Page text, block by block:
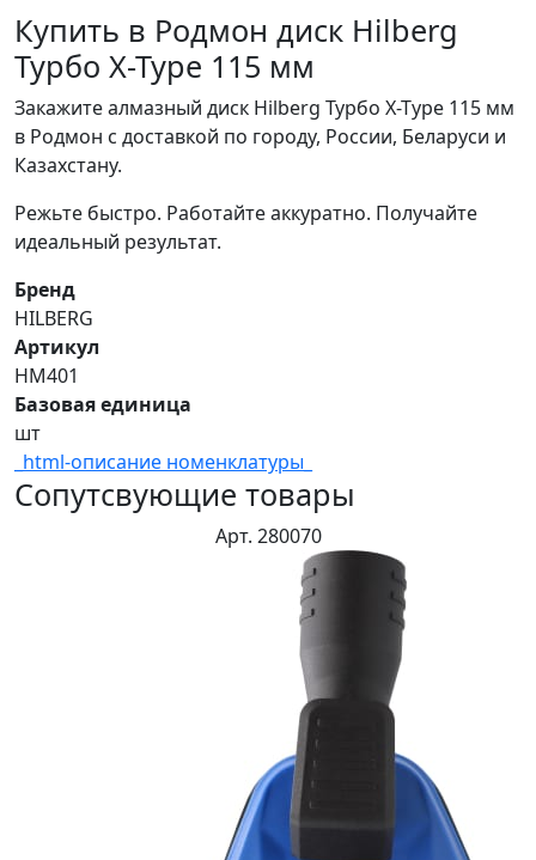
Купить в Родмон диск Hilberg
Турбо X-Type 115 мм
Закажите алмазный диск Hilberg Турбо X-Type 115 мм
в Родмон с доставкой по городу, России, Беларуси и
Казахстану.
Режьте быстро. Работайте аккуратно. Получайте
идеальный результат.
Бренд
HILBERG
Артикул
HM401
Базовая единица
шт
_html-описание номенклатуры_
Сопутсвующие товары
Арт. 280070